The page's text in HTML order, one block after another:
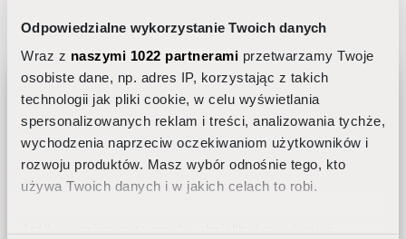
Odpowiedzialne wykorzystanie Twoich danych
Wraz z naszymi 1022 partnerami przetwarzamy Twoje
osobiste dane, np. adres IP, korzystając z takich
technologii jak pliki cookie, w celu wyświetlania
spersonalizowanych reklam i treści, analizowania tychże,
wychodzenia naprzeciw oczekiwaniom użytkowników i
rozwoju produktów. Masz wybór odnośnie tego, kto
używa Twoich danych i w jakich celach to robi.
Organic Man
Balsam myjący do higieny intymnej
24,65 zł KUP
Jak dobrać pielęgnację do rytmu
dobowego skóry?